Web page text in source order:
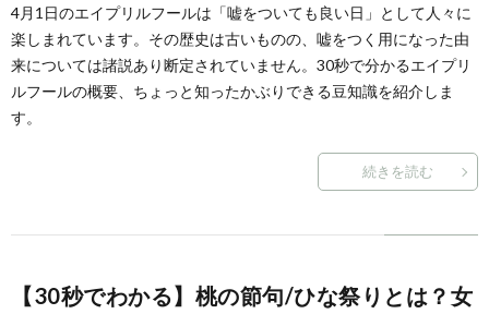
4月1日のエイプリルフールは「嘘をついても良い日」として人々に
楽しまれています。その歴史は古いものの、嘘をつく用になった由
来については諸説あり断定されていません。30秒で分かるエイプリ
ルフールの概要、ちょっと知ったかぶりできる豆知識を紹介しま
す。
続きを読む
【30秒でわかる】桃の節句/ひな祭りとは？女